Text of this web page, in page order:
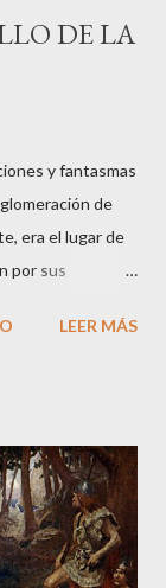
DE LA
y fantasmas
de
era el lugar de
por sus
historia veraz
Vitorio le
dejaban ver los
pidieron que
Una vez dentro
LEER MÁS